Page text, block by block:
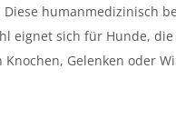
Diese humanmedizinisch
eignet sich für Hunde, die
Knochen, Gelenken oder